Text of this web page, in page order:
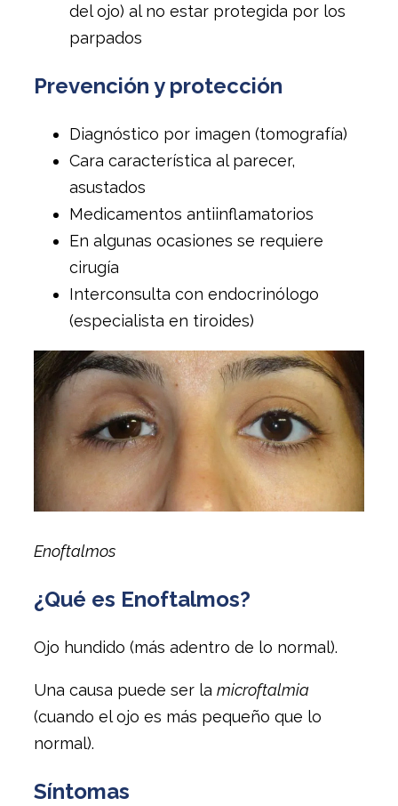
del ojo) al no estar protegida por los
parpados
Prevención y protección
Diagnóstico por imagen (tomografía)
Cara característica al parecer,
asustados
Medicamentos antiinflamatorios
En algunas ocasiones se requiere
cirugía
Interconsulta con endocrinólogo
(especialista en tiroides)
Enoftalmos
¿Qué es Enoftalmos?
Ojo hundido (más adentro de lo normal).
Una causa puede ser la microftalmia
(cuando el ojo es más pequeño que lo
normal).
Síntomas